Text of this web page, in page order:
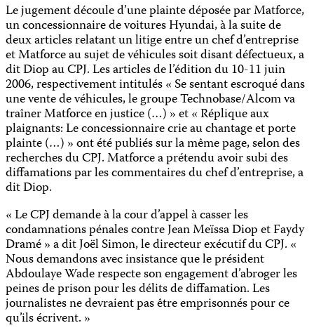
Le jugement découle d’une plainte déposée par Matforce,
un concessionnaire de voitures Hyundai, à la suite de
deux articles relatant un litige entre un chef d’entreprise
et Matforce au sujet de véhicules soit disant défectueux, a
dit Diop au CPJ. Les articles de l’édition du 10-11 juin
2006, respectivement intitulés « Se sentant escroqué dans
une vente de véhicules, le groupe Technobase/Alcom va
traîner Matforce en justice (…) » et « Réplique aux
plaignants: Le concessionnaire crie au chantage et porte
plainte (…) » ont été publiés sur la même page, selon des
recherches du CPJ. Matforce a prétendu avoir subi des
diffamations par les commentaires du chef d’entreprise, a
dit Diop.
« Le CPJ demande à la cour d’appel à casser les
condamnations pénales contre Jean Meïssa Diop et Faydy
Dramé » a dit Joël Simon, le directeur exécutif du CPJ. «
Nous demandons avec insistance que le président
Abdoulaye Wade respecte son engagement d’abroger les
peines de prison pour les délits de diffamation. Les
journalistes ne devraient pas être emprisonnés pour ce
qu’ils écrivent. »